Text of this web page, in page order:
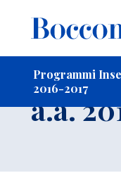
Programmi
2016-2017
-
a.a.